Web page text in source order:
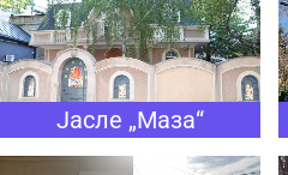
Јасле „Маза“